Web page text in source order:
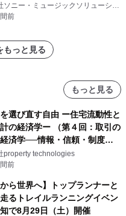
ソニー・ミュージックソリューショ
前
もっと見る
もっと見る
選び直す自由 ー住宅流動性と
の経済学ー （第４回：取引の
済学──情報・信頼・制度を
はどう組み替えるか）｜
Lab
property technologies
前
から世界へ】トップランナーと
るトレイルランニングイベン
知で8月29日（土）開催